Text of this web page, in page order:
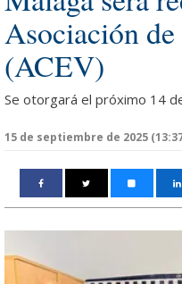
Asociación
(ACEV)
Se otorgará el próximo 14
15 de septiembre de 2025